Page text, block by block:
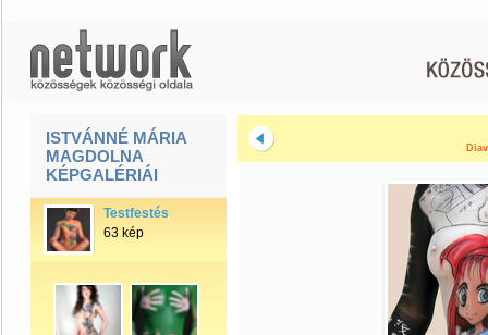
ISTVÁNNÉ MÁRIA
MAGDOLNA
KÉPGALÉRIÁI
Testfestés
63 kép